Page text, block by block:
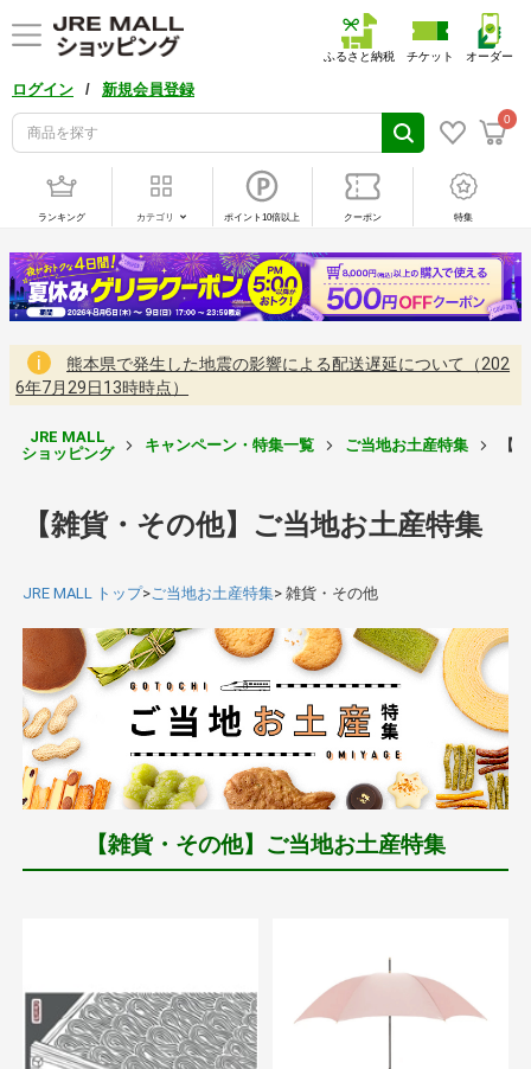
ログイン / 新規会員登録
0
ふるさと納税 チケット オーダー
ランキング カテゴリ ポイント10倍以上 クーポン 特集
熊本県で発生した地震の影響による配送遅延について（202
6年7月29日13時時点）
JRE MALL
ショッピング
キャンペーン・特集一覧 ご当地お土産特集 【
【雑貨・その他】ご当地お土産特集
JRE MALL トップ> ご当地お土産特集> 雑貨・その他
【雑貨・その他】ご当地お土産特集